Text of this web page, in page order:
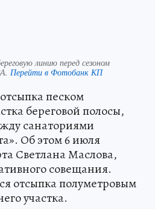
линию перед сезоном
Перейти в Фотобанк КП
песком
береговой полосы,
санаториями
Об этом 6 июля
Светлана Маслова,
совещания.
отсыпка полуметровым
участка.